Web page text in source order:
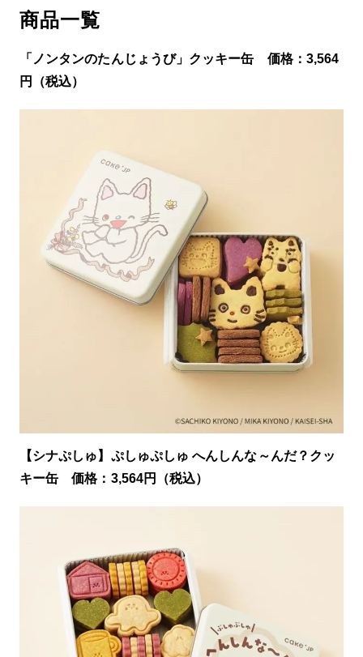
商品一覧
「ノンタンのたんじょうび」クッキー缶 価格：3,564
円（税込）
【シナぷしゅ】ぷしゅぷしゅ へんしんな～んだ？クッ
キー缶 価格：3,564円（税込）